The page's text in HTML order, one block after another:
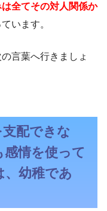
全てその対人関係か
います。
言葉へ行きましょ
配できな
情を使って
、幼稚であ